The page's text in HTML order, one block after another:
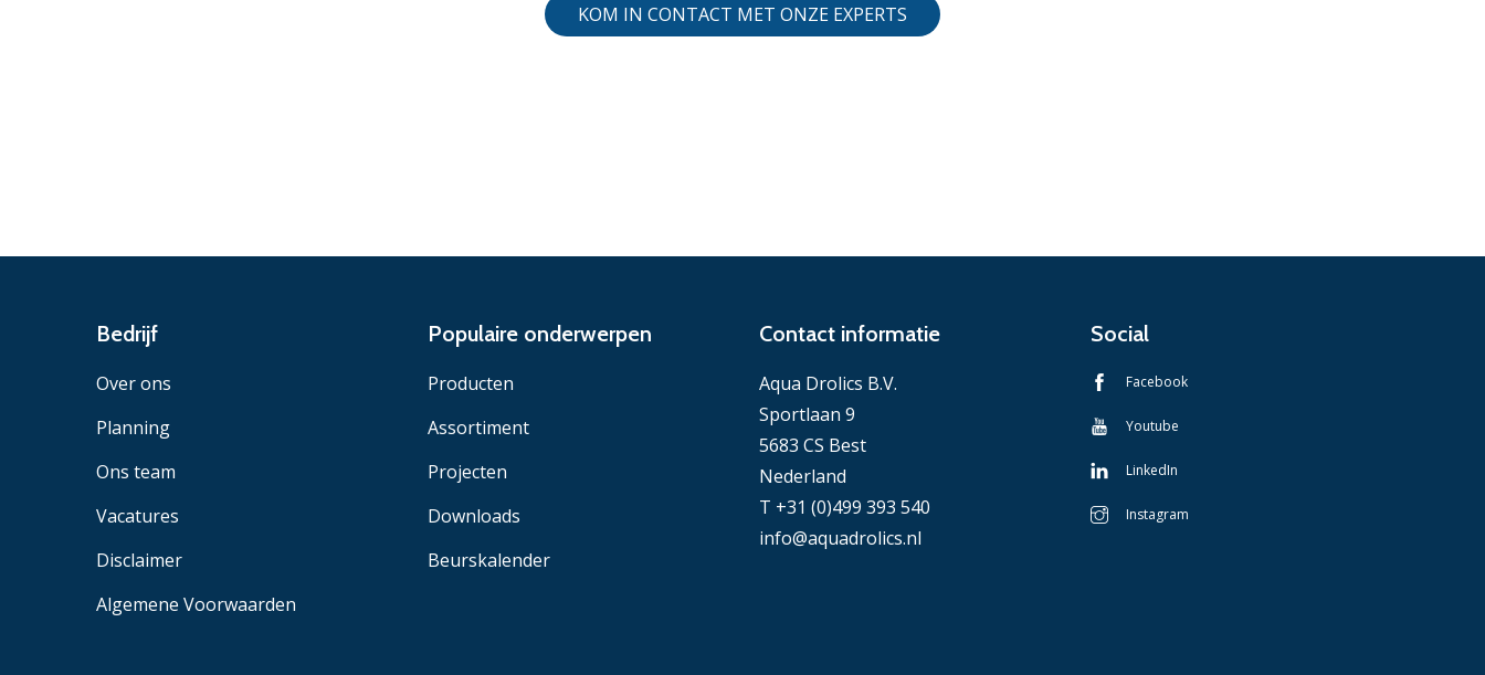
KOM IN CONTACT MET ONZE EXPERTS
Bedrijf
Over ons
Planning
Ons team
Vacatures
Disclaimer
Algemene Voorwaarden
Populaire onderwerpen
Producten
Assortiment
Projecten
Downloads
Beurskalender
Contact informatie
Aqua Drolics B.V.
Sportlaan 9
5683 CS Best
Nederland
T +31 (0)499 393 540
info@aquadrolics.nl
Social
Facebook
Youtube
LinkedIn
Instagram